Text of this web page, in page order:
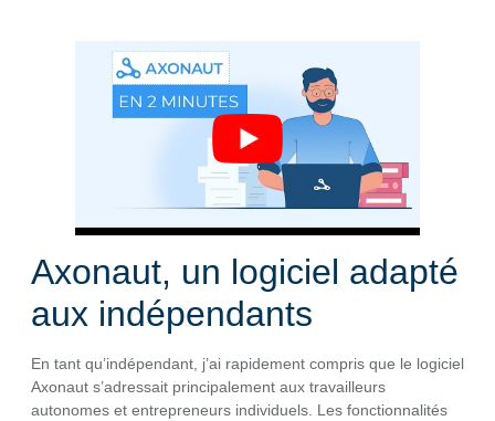
Axonaut, un logiciel adapté
aux indépendants
En tant qu’indépendant, j’ai rapidement compris que le logiciel
Axonaut s’adressait principalement aux travailleurs
autonomes et entrepreneurs individuels. Les fonctionnalités